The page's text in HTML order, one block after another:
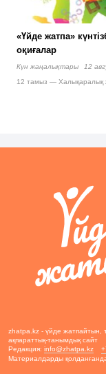
«Үйде жатпа»
оқиғалар
Күн жаңалықтары
12
12 тамыз — Халықаралық
zhatpa.kz - үйде жатпайтын,
ақпараттық-танымдық сайт
Редакция: info@zhatpa.kz
Материалдарды қолданғанда